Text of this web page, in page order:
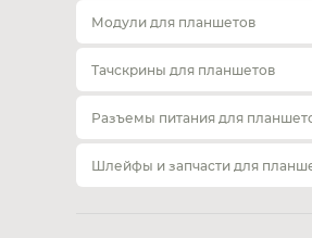
Модули для планшетов
Тачскрины для планшетов
Разъемы питания для
Шлейфы и запчасти для